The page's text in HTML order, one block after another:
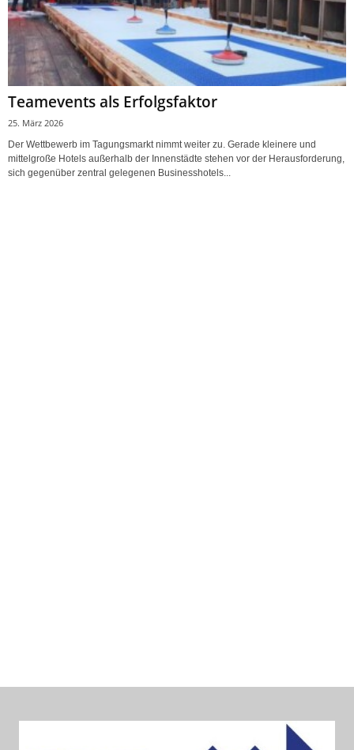
Teamevents als Erfolgsfaktor
25. März 2026
Der Wettbewerb im Tagungsmarkt nimmt weiter zu. Gerade kleinere und
mittelgroße Hotels außerhalb der Innenstädte stehen vor der Herausforderung,
sich gegenüber zentral gelegenen Businesshotels...